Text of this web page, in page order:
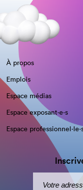
À propos
Emplois
Espace médias
Espace exposant·e⋅s
Espace